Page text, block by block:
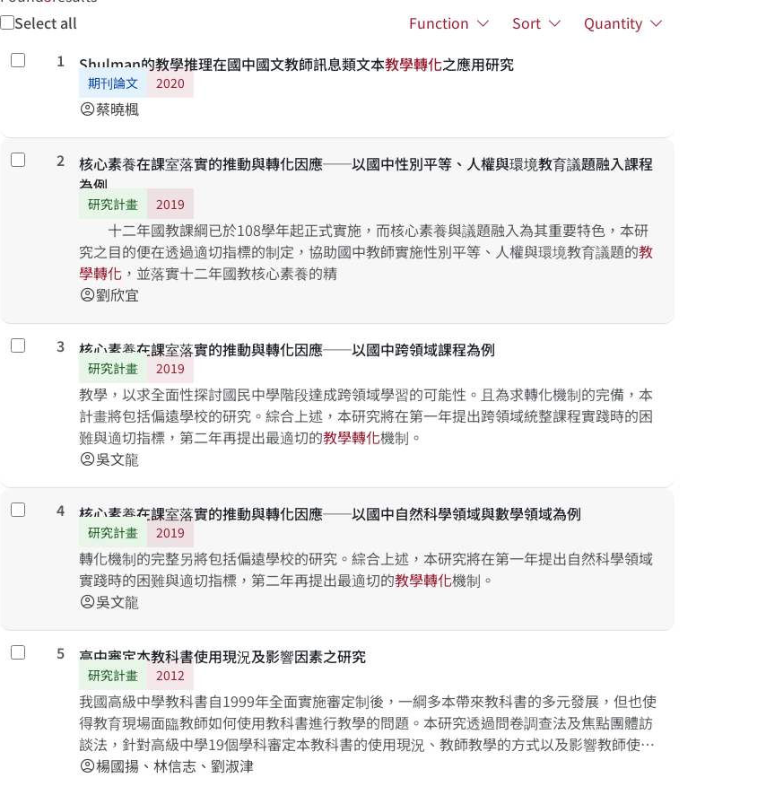
Select all
Function Sort
Quantity
Select
1 Shulman的教學推理在國中國文教師訊息類文本教學轉化之應用研究
期刊論文 2020
account_circle蔡曉楓
Select 2
核心素養在課室落實的推動與轉化因應──以國中性別平等、人權與環境教育議題融入課程
為例
研究計畫 2019
十二年國教課綱已於108學年起正式實施，而核心素養與議題融入為其重要特色，本研
究之目的便在透過適切指標的制定，協助國中教師實施性別平等、人權與環境教育議題的教
學轉化，並落實十二年國教核心素養的精
account_circle劉欣宜
Select 3 核心素養在課室落實的推動與轉化因應──以國中跨領域課程為例
研究計畫 2019
教學，以求全面性探討國民中學階段達成跨領域學習的可能性。且為求轉化機制的完備，本
計畫將包括偏遠學校的研究。綜合上述，本研究將在第一年提出跨領域統整課程實踐時的困
難與適切指標，第二年再提出最適切的教學轉化機制。
account_circle吳文龍
Select 4 核心素養在課室落實的推動與轉化因應──以國中自然科學領域與數學領域為例
研究計畫 2019
轉化機制的完整另將包括偏遠學校的研究。綜合上述，本研究將在第一年提出自然科學領域
實踐時的困難與適切指標，第二年再提出最適切的教學轉化機制。
account_circle吳文龍
Select 5 高中審定本教科書使用現況及影響因素之研究
研究計畫 2012
我國高級中學教科書自1999年全面實施審定制後，一綱多本帶來教科書的多元發展，但也使
得教育現場面臨教師如何使用教科書進行教學的問題。本研究透過問卷調查法及焦點團體訪
談法，針對高級中學19個學科審定本教科書的使用現況、教師教學的方式以及影響教師使用
教科書的因素進行探究與分析，以了解高中教師對於審定本教科書的依賴程度、使用方式及
account_circle楊國揚、林信志、劉淑津